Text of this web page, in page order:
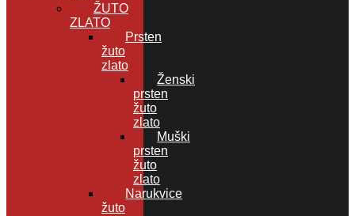
ŽUTO
ZLATO
Prsten
žuto
zlato
Ženski
prsten
žuto
zlato
Muški
prsten
žuto
zlato
Narukvice
žuto